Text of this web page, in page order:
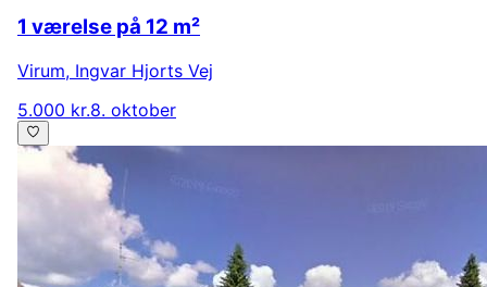
1 værelse på 12 m²
Virum, Ingvar Hjorts Vej
5.000 kr.8. oktober